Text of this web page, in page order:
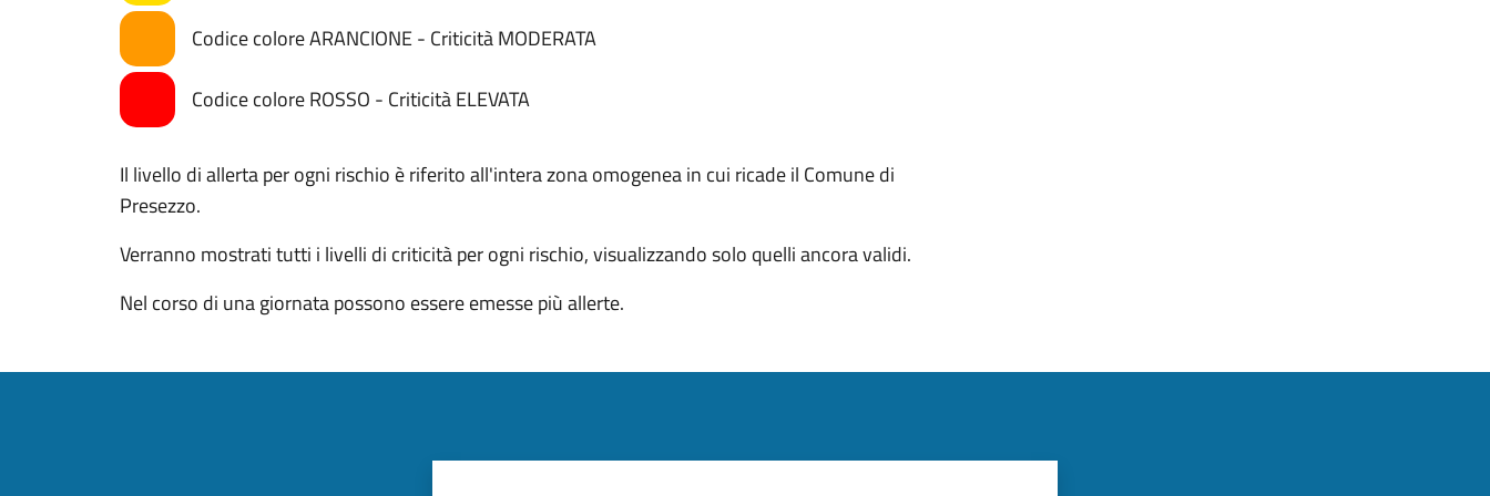
Codice colore ARANCIONE - Criticità MODERATA
Codice colore ROSSO - Criticità ELEVATA
Il livello di allerta per ogni rischio è riferito all'intera zona omogenea in cui ricade il Comune di
Presezzo.
Verranno mostrati tutti i livelli di criticità per ogni rischio, visualizzando solo quelli ancora validi.
Nel corso di una giornata possono essere emesse più allerte.